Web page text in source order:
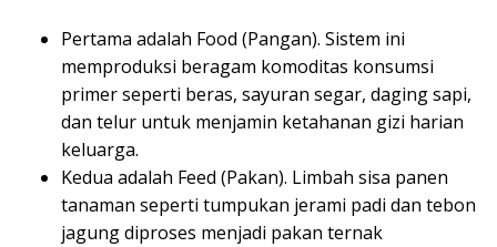
Pertama adalah Food (Pangan). Sistem ini
memproduksi beragam komoditas konsumsi
primer seperti beras, sayuran segar, daging sapi,
dan telur untuk menjamin ketahanan gizi harian
keluarga.
Kedua adalah Feed (Pakan). Limbah sisa panen
tanaman seperti tumpukan jerami padi dan tebon
jagung diproses menjadi pakan ternak